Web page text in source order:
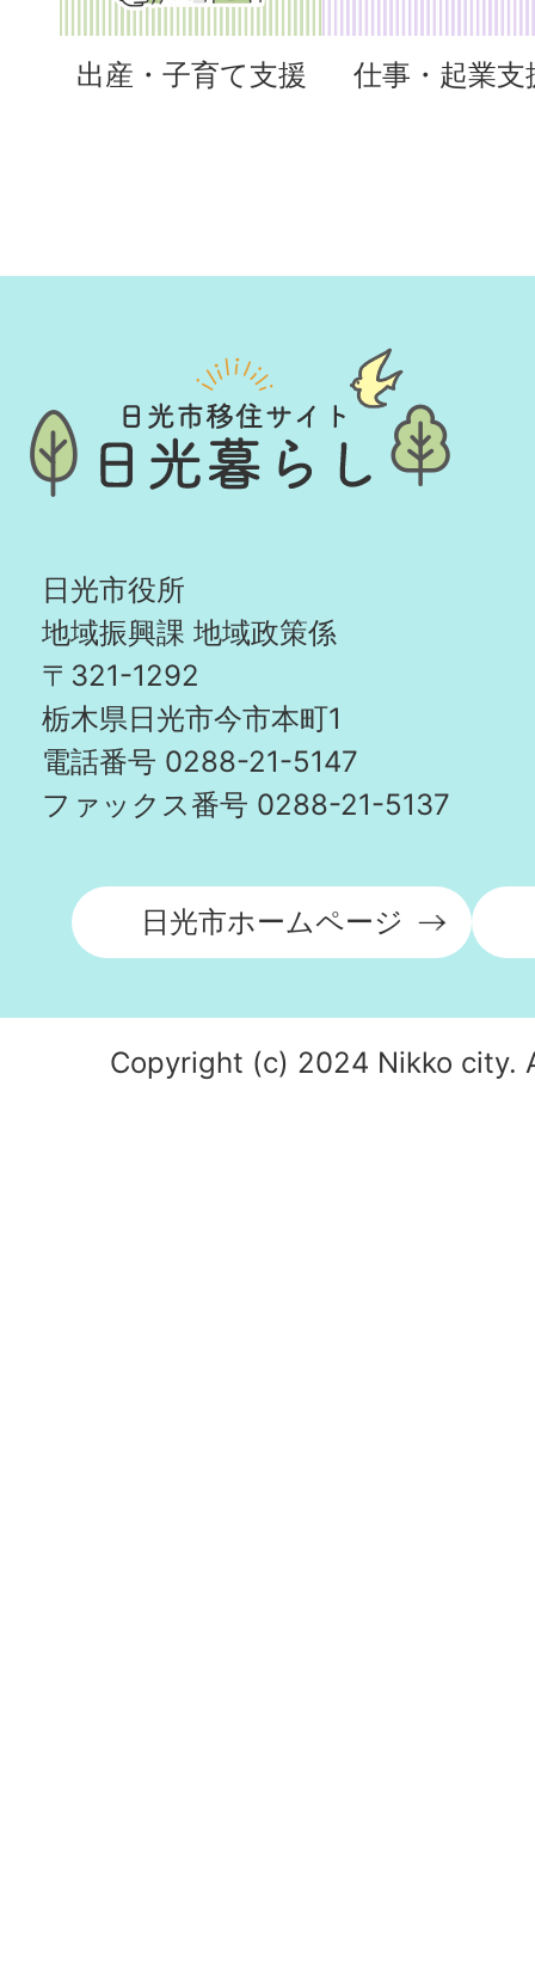
移住者インタビューを更新し
夫妻（起業・テレワーク・
イン会社代表・都内企業勤務
2026年05月26日
夫妻（起業・子育て）
2026年05月14日
日光市地方就職支援金
出産・子育て支援 仕事・起業支
日光市役所
地域振興課 地域政策係
〒321-1292
栃木県日光市今市本町1
電話番号 0288-21-5147
ファックス番号 0288-21-5137
日光市ホームページ
Copyright (c) 2024 Nikko city.